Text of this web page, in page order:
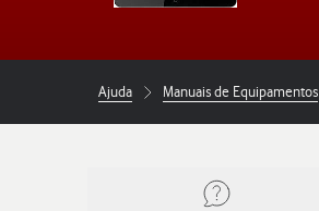
Ajuda Manuais de Equipamentos